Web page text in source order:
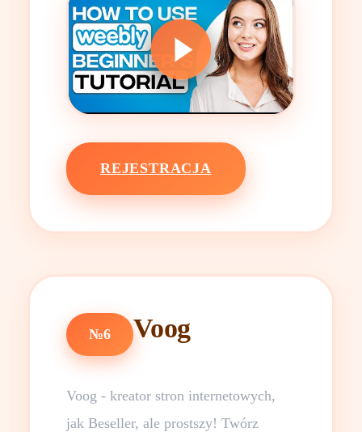
REJESTRACJA
№6 Voog
Voog - kreator stron internetowych,
jak Beseller, ale prostszy! Twórz